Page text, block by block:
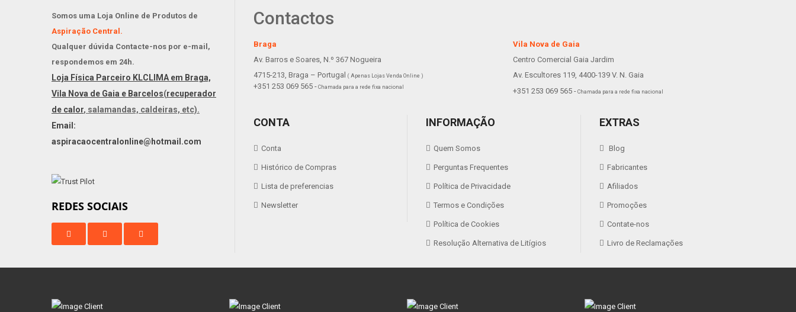
Somos uma Loja Online de Produtos de
Aspiração Central.
Qualquer dúvida Contacte-nos por e-mail,
respondemos em 24h.
Loja Física Parceiro KLCLIMA em Braga,
Vila Nova de Gaia e Barcelos(recuperador
de calor, salamandas, caldeiras, etc).
Email:
aspiracaocentralonline@hotmail.com
REDES SOCIAIS
Contactos
Braga
Vila Nova de Gaia
Av. Barros e Soares, N.º 367 Nogueira
Centro Comercial Gaia Jardim
4715-213, Braga – Portugal
( Apenas Lojas Venda Online )
Av. Escultores 119, 4400-139 V. N. Gaia
+351 253 069 565 - Chamada para a rede fixa nacional +351 253 069 565 - Chamada para a rede fixa nacional
CONTA
Conta
Histórico de Compras
Lista de preferencias
Newsletter
INFORMAÇÃO
Quem Somos
Perguntas Frequentes
Política de Privacidade
Termos e Condições
Política de Cookies
Resolução Alternativa de Litígios
EXTRAS
Blog
Fabricantes
Afiliados
Promoções
Contate-nos
Livro de Reclamações